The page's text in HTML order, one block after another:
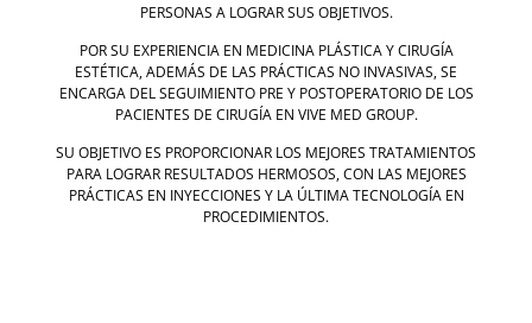
PERSONAS A LOGRAR SUS OBJETIVOS.
POR SU EXPERIENCIA EN MEDICINA PLÁSTICA Y CIRUGÍA
ESTÉTICA, ADEMÁS DE LAS PRÁCTICAS NO INVASIVAS, SE
ENCARGA DEL SEGUIMIENTO PRE Y POSTOPERATORIO DE LOS
PACIENTES DE CIRUGÍA EN VIVE MED GROUP.
SU OBJETIVO ES PROPORCIONAR LOS MEJORES TRATAMIENTOS
PARA LOGRAR RESULTADOS HERMOSOS, CON LAS MEJORES
PRÁCTICAS EN INYECCIONES Y LA ÚLTIMA TECNOLOGÍA EN
PROCEDIMIENTOS.